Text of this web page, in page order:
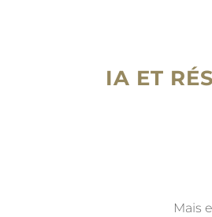
IA ET
Mais